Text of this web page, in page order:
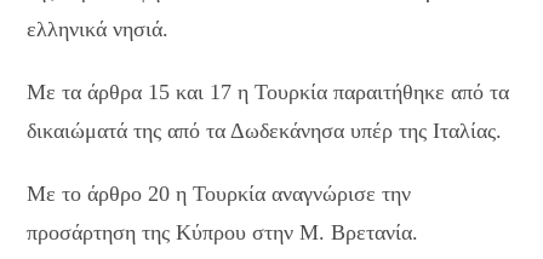
ελληνικά νησιά.
Με τα άρθρα 15 και 17 η Τουρκία παραιτήθηκε από τα
δικαιώματά της από τα Δωδεκάνησα υπέρ της Ιταλίας.
Με το άρθρο 20 η Τουρκία αναγνώρισε την
προσάρτηση της Κύπρου στην Μ. Βρετανία.